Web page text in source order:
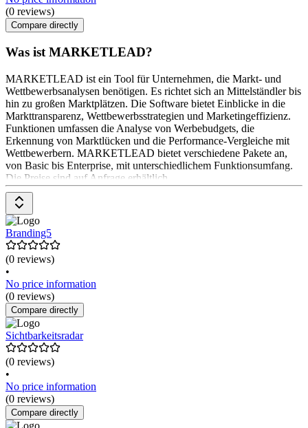
(0 reviews)
Compare directly
Was ist MARKETLEAD?
MARKETLEAD ist ein Tool für Unternehmen, die Markt- und
Wettbewerbsanalysen benötigen. Es richtet sich an Mittelständler bis
hin zu großen Marktplätzen. Die Software bietet Einblicke in die
Markttransparenz, Wettbewerbsstrategien und Marketingeffizienz.
Funktionen umfassen die Analyse von Werbebudgets, die
Erkennung von Marktlücken und die Performance-Vergleiche mit
Wettbewerbern. MARKETLEAD bietet verschiedene Pakete an,
von Basic bis Enterprise, mit unterschiedlichem Funktionsumfang.
Die Preise sind auf Anfrage erhältlich.
Branding5
(0 reviews)
•
No price information
(0 reviews)
Compare directly
Sichtbarkeitsradar
(0 reviews)
•
No price information
(0 reviews)
Compare directly